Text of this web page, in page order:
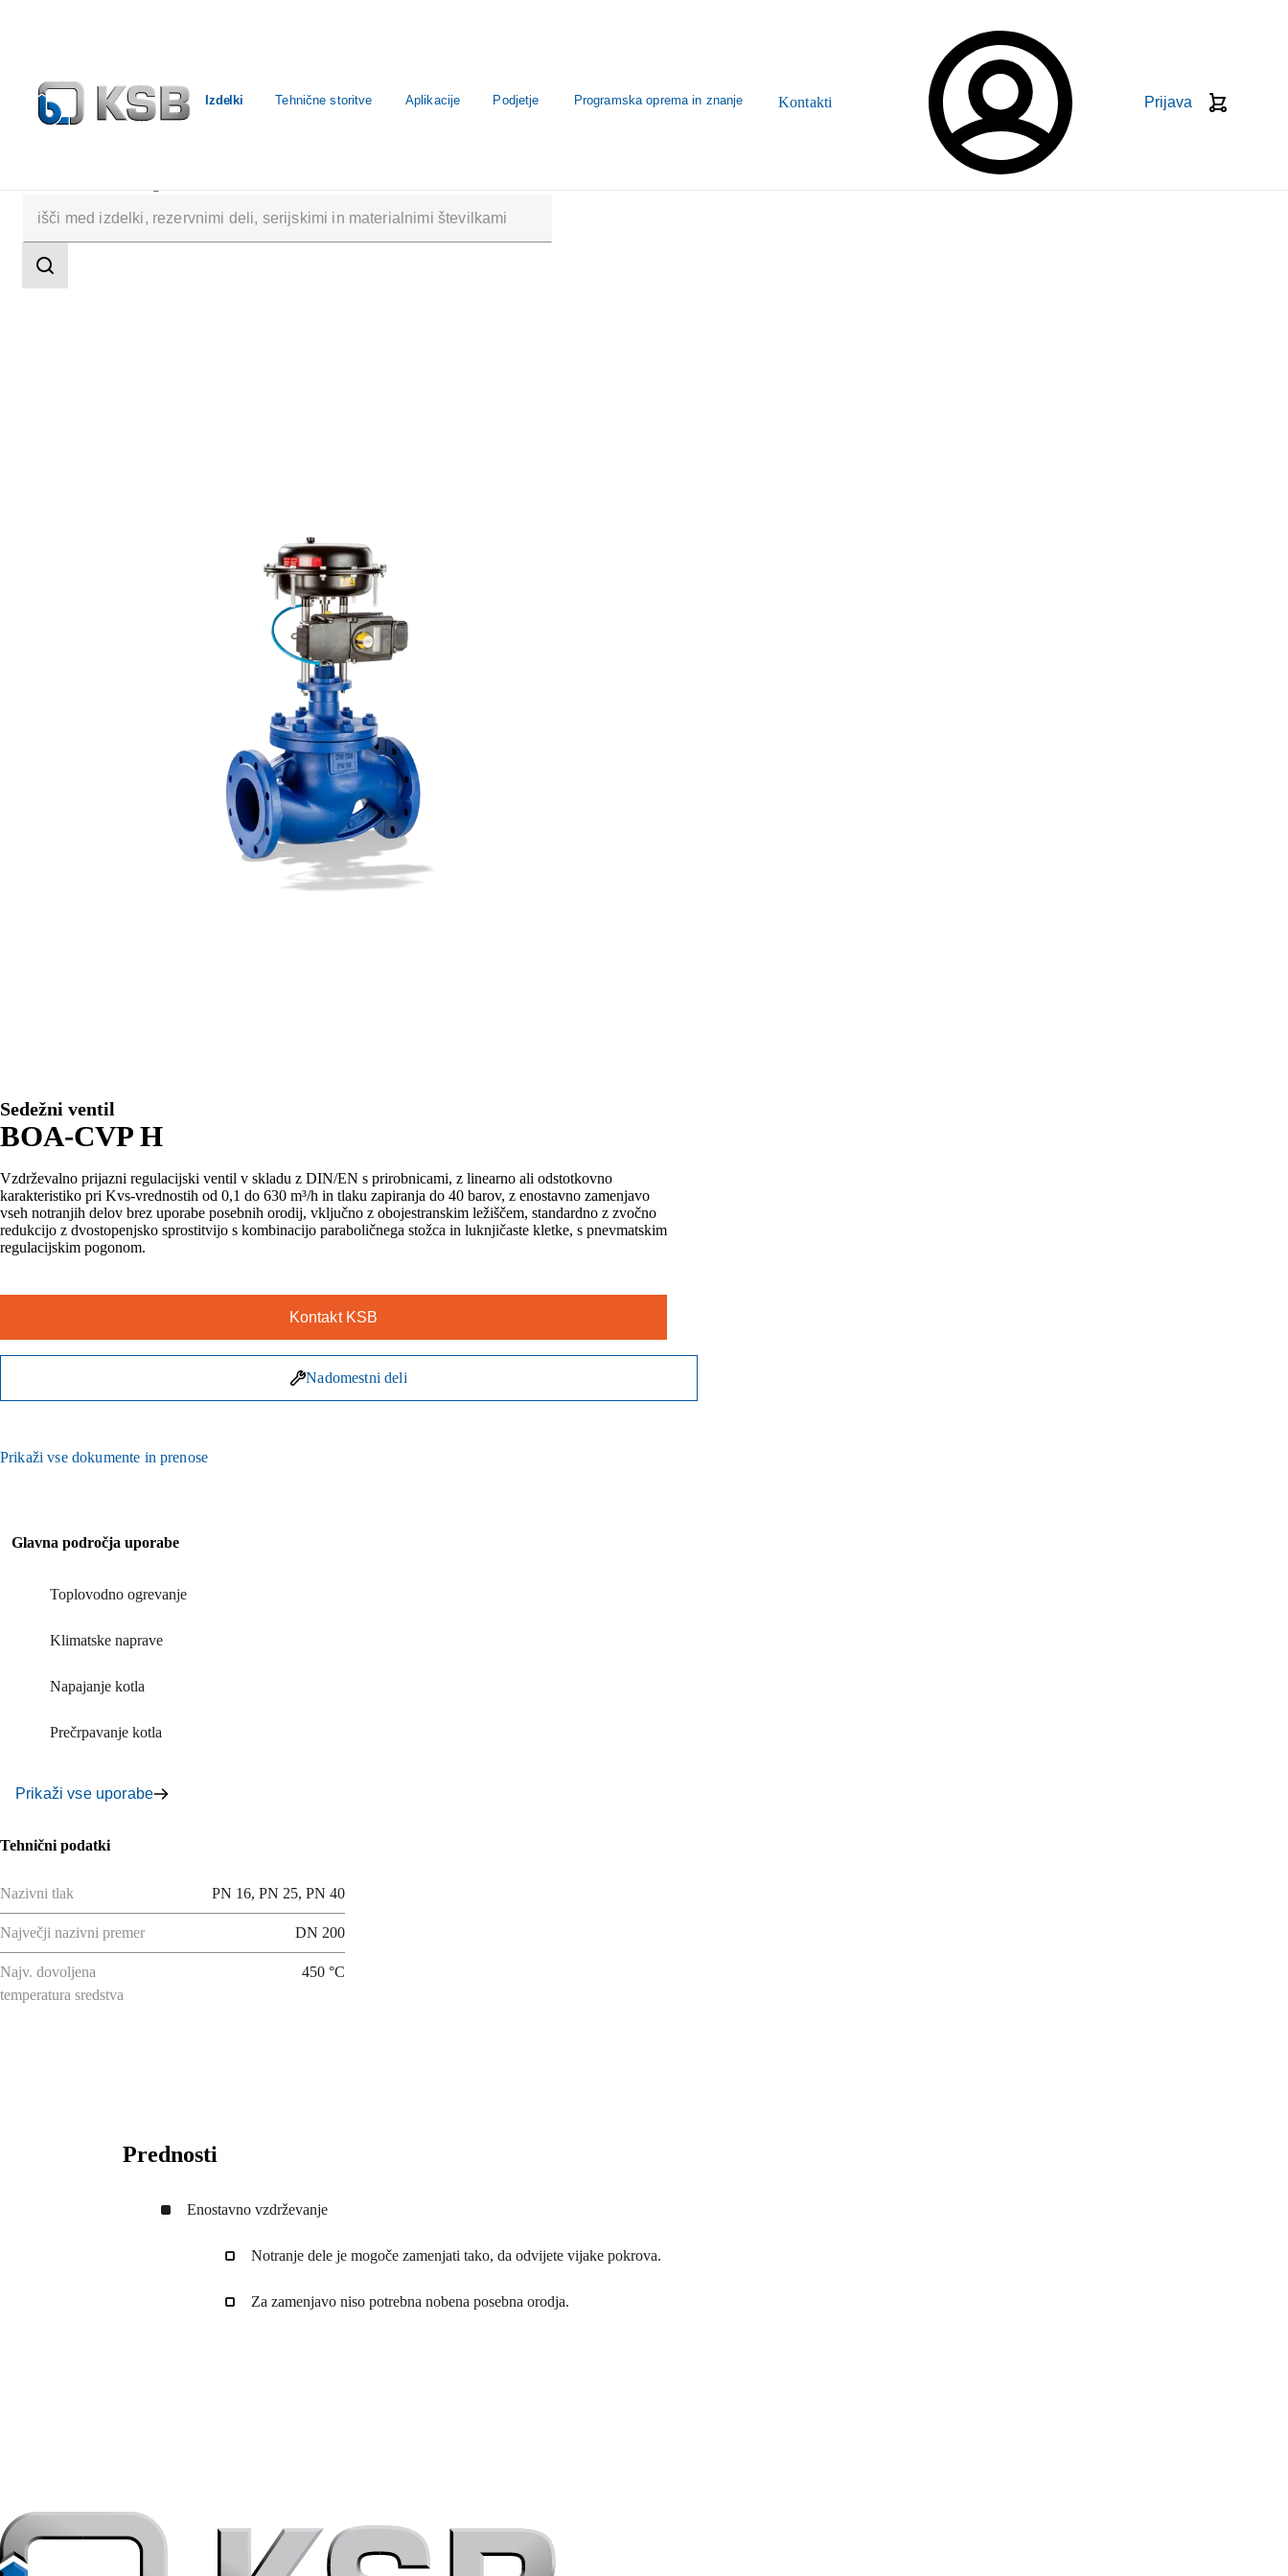
Izdelki Tehnične storitve Aplikacije Podjetje Programska oprema in znanje Kontakti Prijava
iskanja
področje
Sedežni ventil
BOA-CVP H
Vzdrževalno prijazni regulacijski ventil v skladu z DIN/EN s prirobnicami, z linearno ali odstotkovno
karakteristiko pri Kvs-vrednostih od 0,1 do 630 m³/h in tlaku zapiranja do 40 barov, z enostavno zamenjavo
vseh notranjih delov brez uporabe posebnih orodij, vključno z obojestranskim ležiščem, standardno z zvočno
redukcijo z dvostopenjsko sprostitvijo s kombinacijo paraboličnega stožca in luknjičaste kletke, s pnevmatskim
regulacijskim pogonom.
Kontakt KSB
Nadomestni deli
Prikaži vse dokumente in prenose
Glavna področja uporabe
Toplovodno ogrevanje
Klimatske naprave
Napajanje kotla
Prečrpavanje kotla
Prikaži vse uporabe
Tehnični podatki
Nazivni tlak PN 16, PN 25, PN 40
Največji nazivni premer DN 200
Najv. dovoljena
temperatura sredstva
450 °C
Prednosti
Enostavno vzdrževanje
Notranje dele je mogoče zamenjati tako, da odvijete vijake pokrova.
Za zamenjavo niso potrebna nobena posebna orodja.